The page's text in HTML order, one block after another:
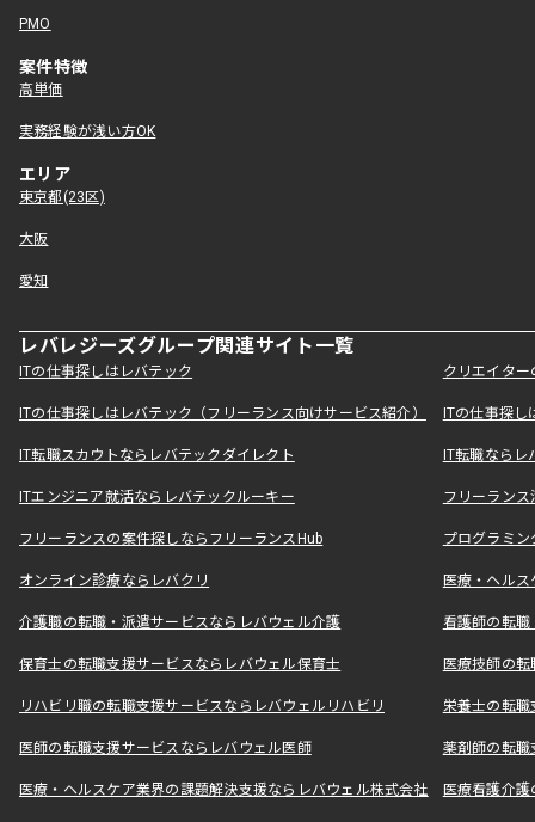
PMO
案件特徴
高単価
実務経験が浅い方OK
エリア
東京都(23区)
大阪
愛知
レバレジーズグループ関連サイト一覧
ITの仕事探しはレバテック クリエイタ
ITの仕事探しはレバテック（フリーランス向けサービス紹介） ITの仕事探
IT転職スカウトならレバテックダイレクト IT転職なら
ITエンジニア就活ならレバテックルーキー フリーラン
フリーランスの案件探しならフリーランスHub プログラミ
オンライン診療ならレバクリ 医療・ヘル
介護職の転職・派遣サービスならレバウェル介護 看護師の転
保育士の転職支援サービスならレバウェル保育士 医療技師の
リハビリ職の転職支援サービスならレバウェルリハビリ 栄養士の転
医師の転職支援サービスならレバウェル医師 薬剤師の転
医療・ヘルスケア業界の課題解決支援ならレバウェル株式会社 医療看護介